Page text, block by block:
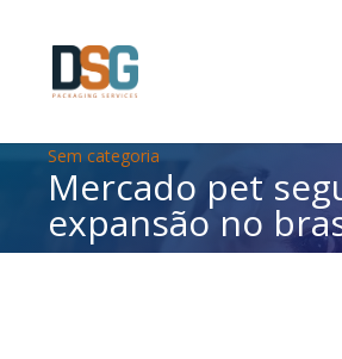
segue em
brasil